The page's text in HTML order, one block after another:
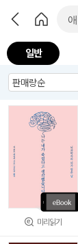
일반
미리읽기